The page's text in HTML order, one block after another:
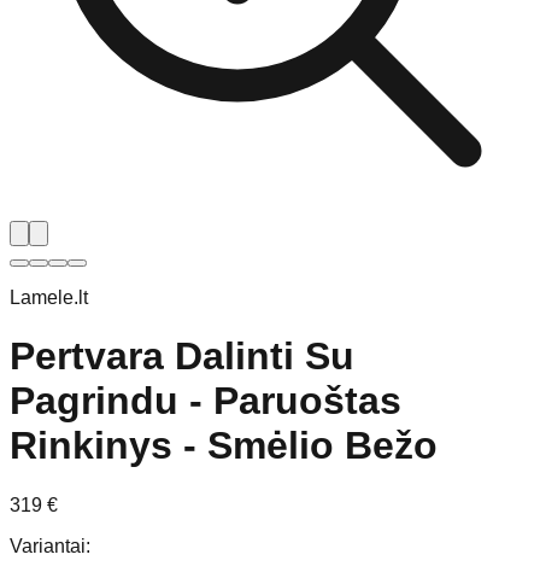
Lamele.lt
Pertvara Dalinti Su
Pagrindu - Paruoštas
Rinkinys - Smėlio Bežo
319 €
Variantai: